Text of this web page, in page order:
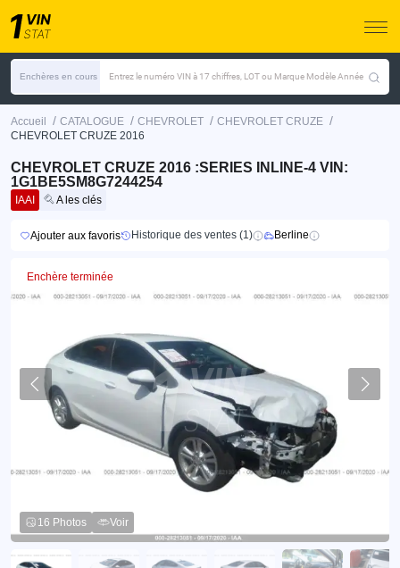
Enchères en cours Entrez le numéro VIN à 17 chiffres, LOT ou Marque Modèle Année
Accueil / CATALOGUE / CHEVROLET / CHEVROLET CRUZE /
CHEVROLET CRUZE 2016
CHEVROLET CRUZE 2016 :SERIES INLINE-4 VIN:
1G1BE5SM8G7244254
IAAI A les clés
Ajouter aux favoris Historique des ventes (1) Berline
Enchère terminée
16 Photos Voir